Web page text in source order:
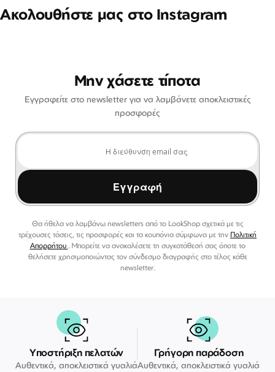
Ακολουθήστε μας στο Instagram
Μην χάσετε τίποτα
Εγγραφείτε στο newsletter για να λαμβάνετε αποκλειστικές
προσφορές
Εγγραφή
Θα ήθελα να λαμβάνω newsletters από το LookShop σχετικά με τις
τρέχουσες τάσεις, τις προσφορές και τα κουπόνια σύμφωνα με την Πολιτική
Απορρήτου . Μπορείτε να ανακαλέσετε τη συγκατάθεσή σας όποτε το
θελήσετε χρησιμοποιώντας τον σύνδεσμο διαγραφής στο τέλος κάθε
newsletter.
Υποστήριξη πελατών
Αυθεντικά, αποκλειστικά γυαλιά
Γρήγορη παράδοση
Αυθεντικά, αποκλειστικά γυαλιά